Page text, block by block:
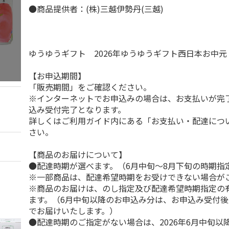
●商品提供者：(株)三越伊勢丹(三越)
ゆうゆうギフト 2026年ゆうゆうギフト西日本お中
【お申込期間】
「販売期間」をご確認ください。
※インターネットでお申込みの場合は、お支払いが完
込み受付完了となります。
詳しくはご利用ガイド内にある「お支払い・配達につ
さい。
【商品のお届けについて】
●配達時期が選べます。（6月中旬～8月下旬の時期指
※一部商品は、配達希望時期をお受けできない場合が
※商品のお届けは、のし指定及び配達希望時期指定の
ます。（6月中旬以降のお申込み分は、お申込み受付
でお届けいたします。）
●配達時期のご指定がない場合は、2026年6月中旬以